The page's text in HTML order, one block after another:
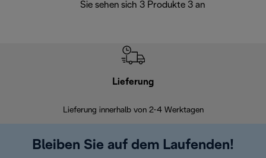
Sie sehen sich 3 Produkte 3 an
Lieferung
Lieferung innerhalb von 2-4 Werktagen
Bleiben Sie auf dem Laufenden!